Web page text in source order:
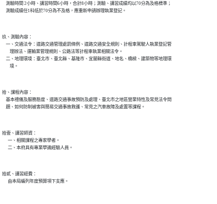
    測驗時間 2小時、講習時間6小時，合計8小時；測驗、講習成績均以70分為及格標準；
    測驗成績任1科低於70分為不及格，應重新申請辦理執業登記。
玖、測驗內容：
    一、交通法令：道路交通管理處罰條例、道路交通安全規則、計程車駕駛人執業登記管
        理辦法、運輸業管理規則、公路法等計程車執業相關法令。
    二、地理環境：臺北市、臺北縣、基隆市、宜蘭縣街道、地名、橋樑、建築物等地理環
        境。
拾、課程內容：
    基本禮儀及服務態度、道路交通事故預防及處理、臺北市之地區營業特性及常見法令問
    題、如何防制被害與簡易交通事故救護、常見之汽車故障及處置等課程。
拾壹、講習師資：
      一、相關課程之專家學者。
      二、本府具有專業學識經驗人員。
拾貳、講習經費：
      由本局編列年度預算項下支應。